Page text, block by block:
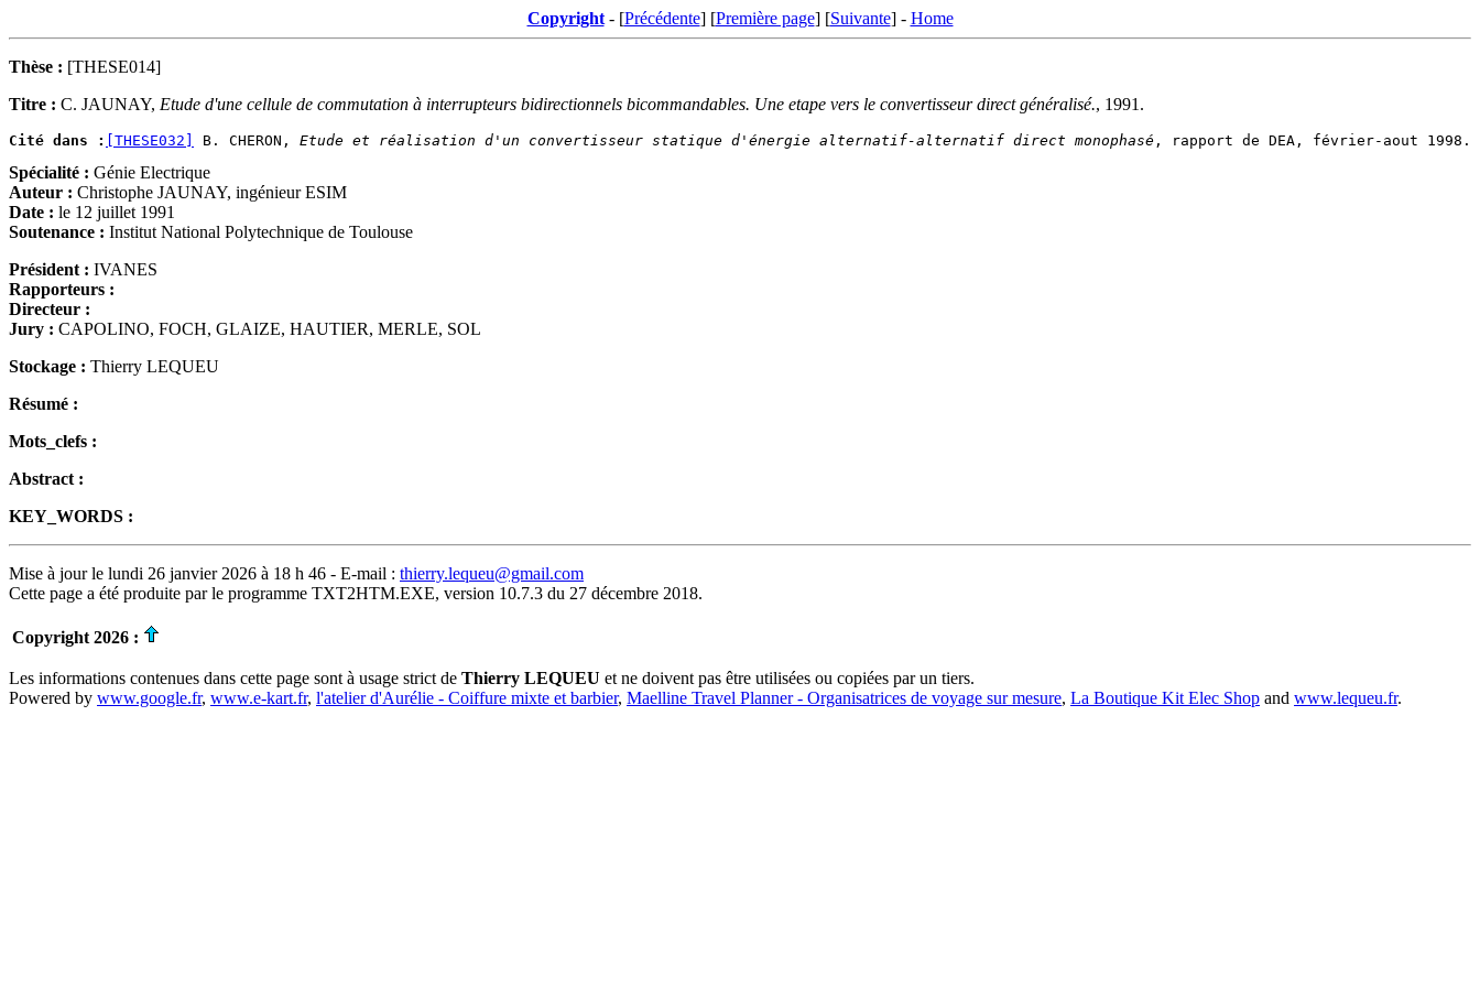
Copyright- [Précédente] [Première page] [Suivante] - Home
Thèse : [THESE014]
Titre : C. JAUNAY, Etude d'une cellule de commutation à interrupteurs bidirectionnels bicommandables. Une etape vers le convertisseur direct généralisé., 1991.
Cité dans : [THESE032] B. CHERON, Etude et réalisation d'un convertisseur statique d'énergie alternatif-alternatif direct monophasé
Spécialité : Génie Electrique
Auteur : Christophe JAUNAY, ingénieur ESIM
Date : le 12 juillet 1991
Soutenance : Institut National Polytechnique de Toulouse
Président : IVANES
Rapporteurs :
Directeur :
Jury : CAPOLINO, FOCH, GLAIZE, HAUTIER, MERLE, SOL
Stockage : Thierry LEQUEU
Résumé :
Mots_clefs :
Abstract :
KEY_WORDS :
Mise à jour le lundi 26 janvier 2026 à 18 h 46 - E-mail : thierry.lequeu@gmail.com
Cette page a été produite par le programme TXT2HTM.EXE, version 10.7.3 du 27 décembre 2018.
Copyright 2026 :
Les informations contenues dans cette page sont à usage strict de Thierry LEQUEU et ne doivent pas être utilisées ou copiées par un tiers.
Powered by www.google.fr, www.e-kart.fr, l'atelier d'Aurélie - Coiffure mixte et barbier, Maelline Travel Planner - Organisatrices de voyage sur mesure, La Boutique Kit Elec Shop and www.lequeu.fr.